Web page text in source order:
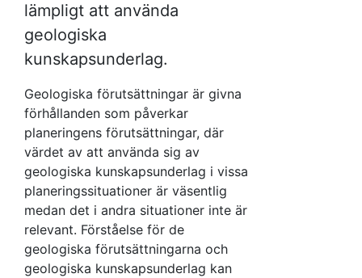
lämpligt att använda
geologiska
kunskapsunderlag.
Geologiska förutsättningar är givna
förhållanden som påverkar
planeringens förutsättningar, där
värdet av att använda sig av
geologiska kunskapsunderlag i vissa
planeringssituationer är väsentlig
medan det i andra situationer inte är
relevant. Förståelse för de
geologiska förutsättningarna och
geologiska kunskapsunderlag kan